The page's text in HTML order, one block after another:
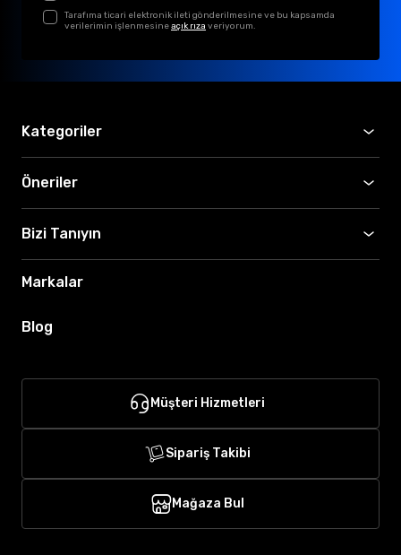
Tarafıma ticari elektronik ileti gönderilmesine ve bu kapsamda
verilerimin işlenmesineaçık rıza veriyorum.
Kategoriler
Öneriler
Bizi Tanıyın
Markalar
Blog
Müşteri Hizmetleri
Sipariş Takibi
Mağaza Bul